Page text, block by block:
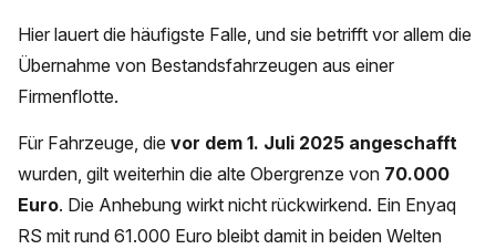
Hier lauert die häufigste Falle, und sie betrifft vor allem die
Übernahme von Bestandsfahrzeugen aus einer
Firmenflotte.
Für Fahrzeuge, die vor dem 1. Juli 2025 angeschafft
wurden, gilt weiterhin die alte Obergrenze von 70.000
Euro. Die Anhebung wirkt nicht rückwirkend. Ein Enyaq
RS mit rund 61.000 Euro bleibt damit in beiden Welten